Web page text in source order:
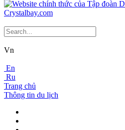
Vn
En
Ru
Trang chủ
Thông tin du lịch